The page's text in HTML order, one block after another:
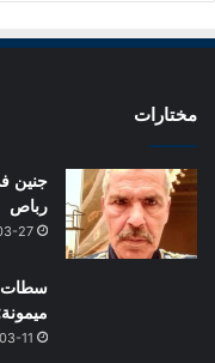
مختارات
جنين
رباص
27
ميمونة:
11